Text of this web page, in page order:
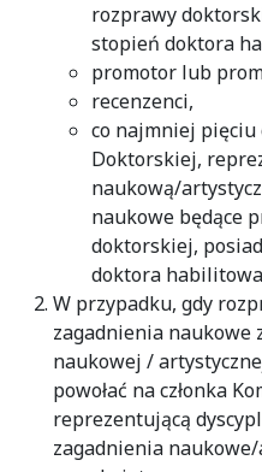
rozprawy
stopień doktora
promotor lub
recenzenci,
co najmniej pięciu
Doktorskiej,
naukową/
naukowe będące
doktorskiej,
doktora
W przypadku, gdy
zagadnienia naukowe
naukowej /
powołać na członka
reprezentującą
zagadnienia